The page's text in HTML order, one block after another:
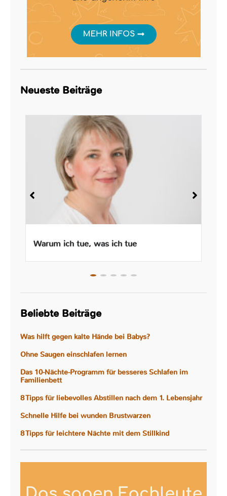
Neueste Beiträge
Warum ich tue, was ich tue
Beliebte Beiträge
Was hilft gegen kalte Hände bei Babys?
Ohne Saugen einschlafen lernen
Das 10-Nächte-Programm für besseres Schlafen im
Familienbett
8 Tipps für liebevolles Abstillen nach dem 1. Lebensjahr
Schnelle Hilfe bei wunden Brustwarzen
8 Tipps für leichtere Nächte mit dem Stillkind